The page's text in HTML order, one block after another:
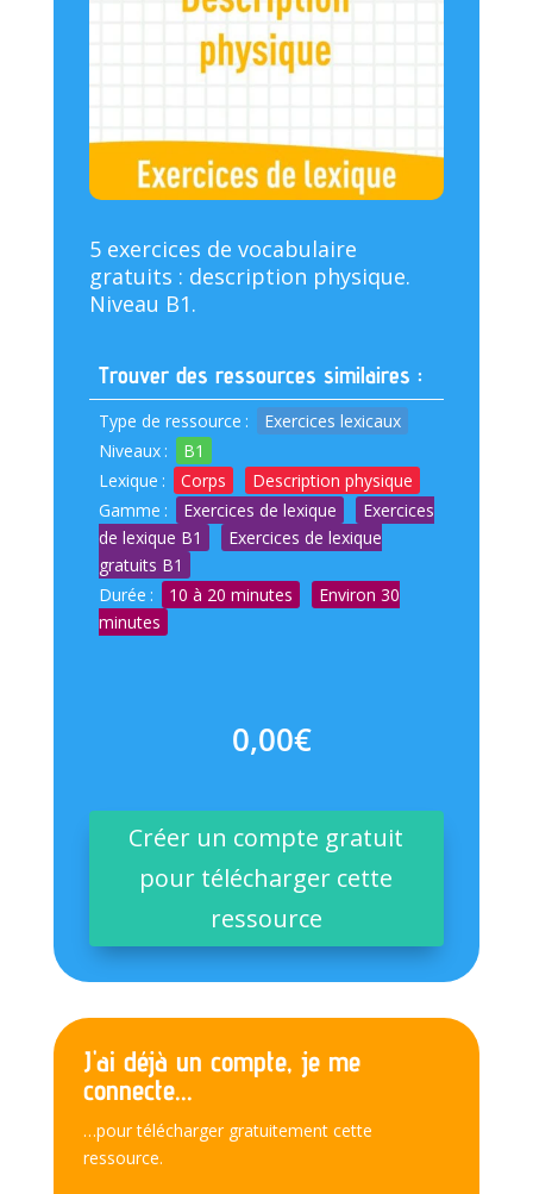
5 exercices de vocabulaire
gratuits : description physique.
Niveau B1.
Trouver des ressources similaires :
Type de ressource :
Exercices lexicaux
Niveaux :
B1
Lexique : Corps
Description physique
Gamme : Exercices de lexique
Exercices
de lexique B1
Exercices de lexique
gratuits B1
Durée : 10 à 20 minutes
Environ 30
minutes
0,00€
Créer un compte gratuit
pour télécharger cette
ressource
J'ai déjà un compte, je me
connecte...
…pour télécharger gratuitement cette
ressource.